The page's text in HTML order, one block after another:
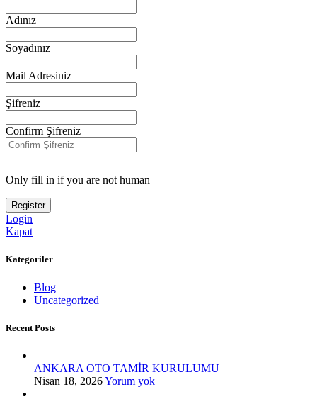
Adınız
Soyadınız
Mail Adresiniz
Şifreniz
Confirm Şifreniz
Only fill in if you are not human
Login
Kapat
Kategoriler
Blog
Uncategorized
Recent Posts
ANKARA OTO TAMİR KURULUMU
Nisan 18, 2026Yorum yok